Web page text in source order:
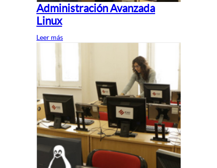
Administración Avanzada
Linux
Leer más